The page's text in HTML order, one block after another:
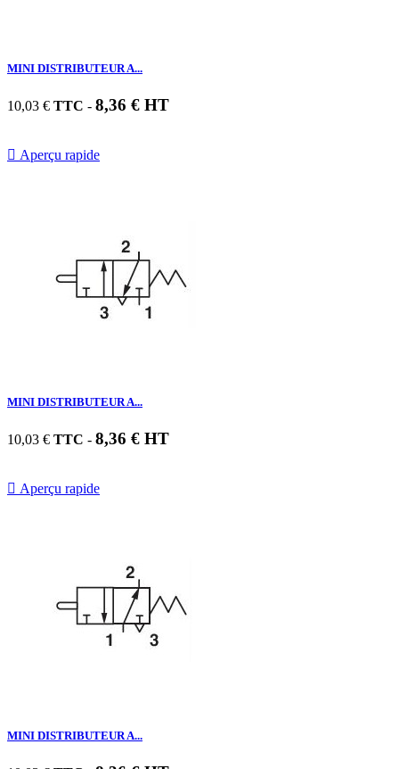
MINI DISTRIBUTEUR A...
10,03 € TTC - 8,36 € HT
 Aperçu rapide
MINI DISTRIBUTEUR A...
10,03 € TTC - 8,36 € HT
 Aperçu rapide
MINI DISTRIBUTEUR A...